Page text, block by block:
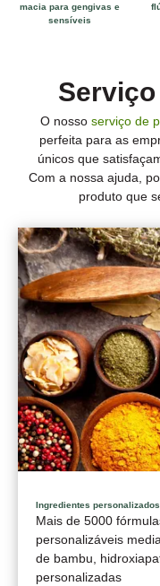
macia para gengivas e
sensíveis
O nosso serviço de
perfeita para as
únicos que
Com a nossa ajuda,
produto que
Ingredientes personalizados
Mais de 5000
personalizáveis
de bambu,
personalizadas